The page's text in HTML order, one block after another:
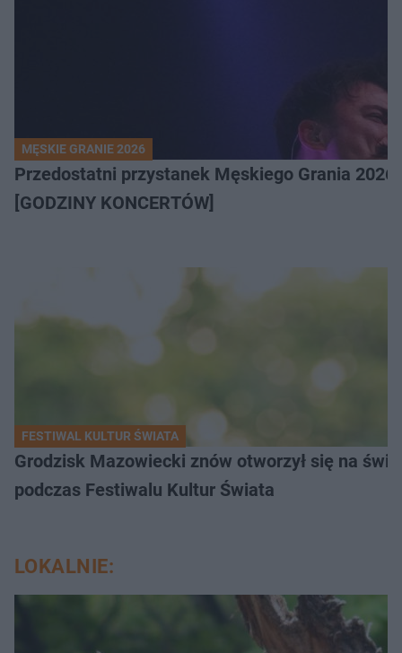
MĘSKIE GRANIE 2026
Przedostatni przystanek Męskiego Grania 2026
[GODZINY KONCERTÓW]
FESTIWAL KULTUR ŚWIATA
Grodzisk Mazowiecki znów otworzył się na
podczas Festiwalu Kultur Świata
LOKALNIE: